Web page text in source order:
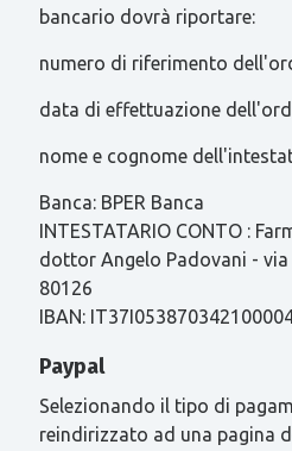
bancario dovrà riportare:
numero di riferimento
data di effettuazione
nome e cognome
Banca: BPER Banca
INTESTATARIO CONTO :
dottor Angelo Padovani -
80126
IBAN:
Paypal
Selezionando il tipo di
reindirizzato ad una pagina